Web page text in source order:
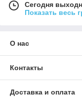
Сегодня
Показать весь
О нас
Контакты
Доставка и оплата